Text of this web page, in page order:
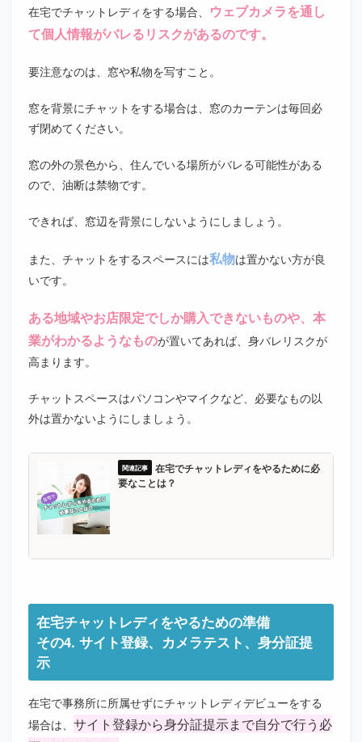
在宅でチャットレディをする場合、 ウェブカメラを通し
て個人情報がバレるリスクがあるのです。
要注意なのは、窓や私物を写すこと。
窓を背景にチャットをする場合は、窓のカーテンは毎回必
ず閉めてください。
窓の外の景色から、住んでいる場所がバレる可能性がある
ので、油断は禁物です。
できれば、窓辺を背景にしないようにしましょう。
また、チャットをするスペースには私物は置かない方が良
いです。
ある地域やお店限定でしか購入できないものや、本
業がわかるようなものが置いてあれば、身バレリスクが
高まります。
チャットスペースはパソコンやマイクなど、必要なもの以
外は置かないようにしましょう。
在宅でチャットレディをやるために必
要なことは？
在宅チャットレディをやるための準備
その4. サイト登録、カメラテスト、身分証提
示
在宅で事務所に所属せずにチャットレディデビューをする
場合は、サイト登録から身分証提示まで自分で行う必